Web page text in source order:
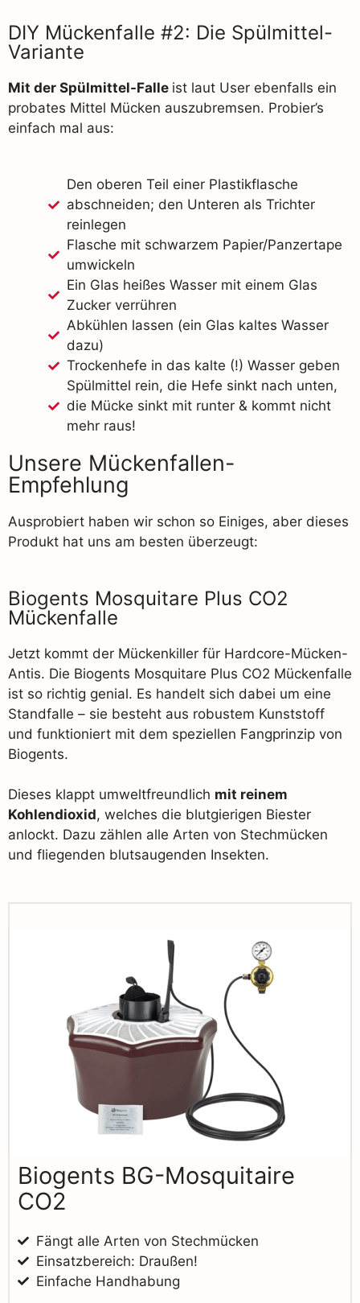
DIY Mückenfalle #2: Die Spülmittel-
Variante
Mit der Spülmittel-Falle ist laut User ebenfalls ein
probates Mittel Mücken auszubremsen. Probier’s
einfach mal aus:
Den oberen Teil einer Plastikflasche
abschneiden; den Unteren als Trichter
reinlegen
Flasche mit schwarzem Papier/Panzertape
umwickeln
Ein Glas heißes Wasser mit einem Glas
Zucker verrühren
Abkühlen lassen (ein Glas kaltes Wasser
dazu)
Trockenhefe in das kalte (!) Wasser geben
Spülmittel rein, die Hefe sinkt nach unten,
die Mücke sinkt mit runter & kommt nicht
mehr raus!
Unsere Mückenfallen-
Empfehlung
Ausprobiert haben wir schon so Einiges, aber dieses
Produkt hat uns am besten überzeugt:
Biogents Mosquitare Plus CO2
Mückenfalle
Jetzt kommt der Mückenkiller für Hardcore-Mücken-
Antis. Die Biogents Mosquitare Plus CO2 Mückenfalle
ist so richtig genial. Es handelt sich dabei um eine
Standfalle – sie besteht aus robustem Kunststoff
und funktioniert mit dem speziellen Fangprinzip von
Biogents.
Dieses klappt umweltfreundlich mit reinem
Kohlendioxid, welches die blutgierigen Biester
anlockt. Dazu zählen alle Arten von Stechmücken
und fliegenden blutsaugenden Insekten.
Biogents BG-Mosquitaire
CO2
Fängt alle Arten von Stechmücken
Einsatzbereich: Draußen!
Einfache Handhabung